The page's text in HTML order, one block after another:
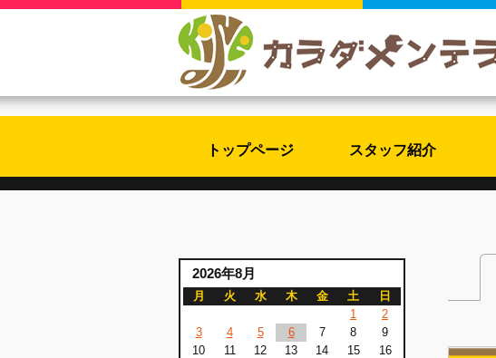
トップページ スタッフ紹介
2026年8月
月 火 水 木 金 土
日
1
2
3
4 5 6 7 8
9
10
11 12 13 14 15
16